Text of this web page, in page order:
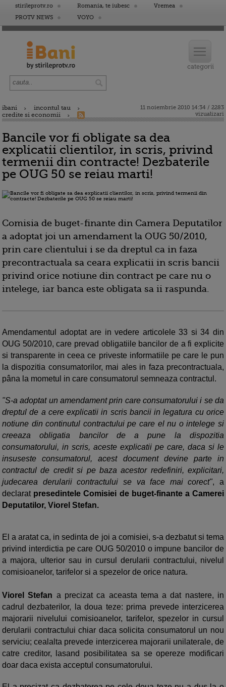
stirileprotv.ro Romania, te iubesc
Vremea
PROTV NEWS
VOYO
ibani
incontul tau
credite si economii
11 noiembrie 2010 14:34 / 2283
vizualizari
Bancile vor fi obligate sa dea
explicatii clientilor, in scris, privind
termenii din contracte! Dezbaterile
pe OUG 50 se reiau marti!
Comisia de buget-finante din Camera Deputatilor
a adoptat joi un amendament la OUG 50/2010,
prin care clientului i se da dreptul ca in faza
precontractuala sa ceara explicatii in scris bancii
privind orice notiune din contract pe care nu o
intelege, iar banca este obligata sa ii raspunda.
Amendamentul adoptat are in vedere articolele 33 si 34 din
OUG 50/2010, care prevad obligatiile bancilor de a fi explicite
si transparente in ceea ce priveste informatiile pe care le pun
la dispozitia consumatorilor, mai ales in faza precontractuala,
pâna la mometul in care consumatorul semneaza contractul.
"S-a adoptat un amendament prin care consumatorului i se da
dreptul de a cere explicatii in scris bancii in legatura cu orice
notiune din continutul contractului pe care el nu o intelege si
creeaza obligatia bancilor de a pune la dispozitia
consumatorului, in scris, aceste explicatii pe care, daca si le
insuseste consumatorul, acest document devine parte in
contractul de credit si pe baza acestor redefiniri, explicitari,
judecarea derularii contractului se va face mai corect", a
declarat presedintele Comisiei de buget-finante a Camerei
Deputatilor, Viorel Stefan.
El a aratat ca, in sedinta de joi a comisiei, s-a dezbatut si tema
privind interdictia pe care OUG 50/2010 o impune bancilor de
a majora, ulterior sau in cursul derularii contractului, nivelul
comisioanelor, tarifelor si a spezelor de orice natura.
Viorel Stefan a precizat ca aceasta tema a dat nastere, in
cadrul dezbaterilor, la doua teze: prima prevede interzicerea
majorarii nivelului comisioanelor, tarifelor, spezelor in cursul
derularii contractului chiar daca solicita consumatorul un nou
serviciu; cealalta prevede interzicerea majorarii unilaterale, de
catre creditor, lasand posibilitatea sa se opereze modificari
doar daca exista acceptul consumatorului.